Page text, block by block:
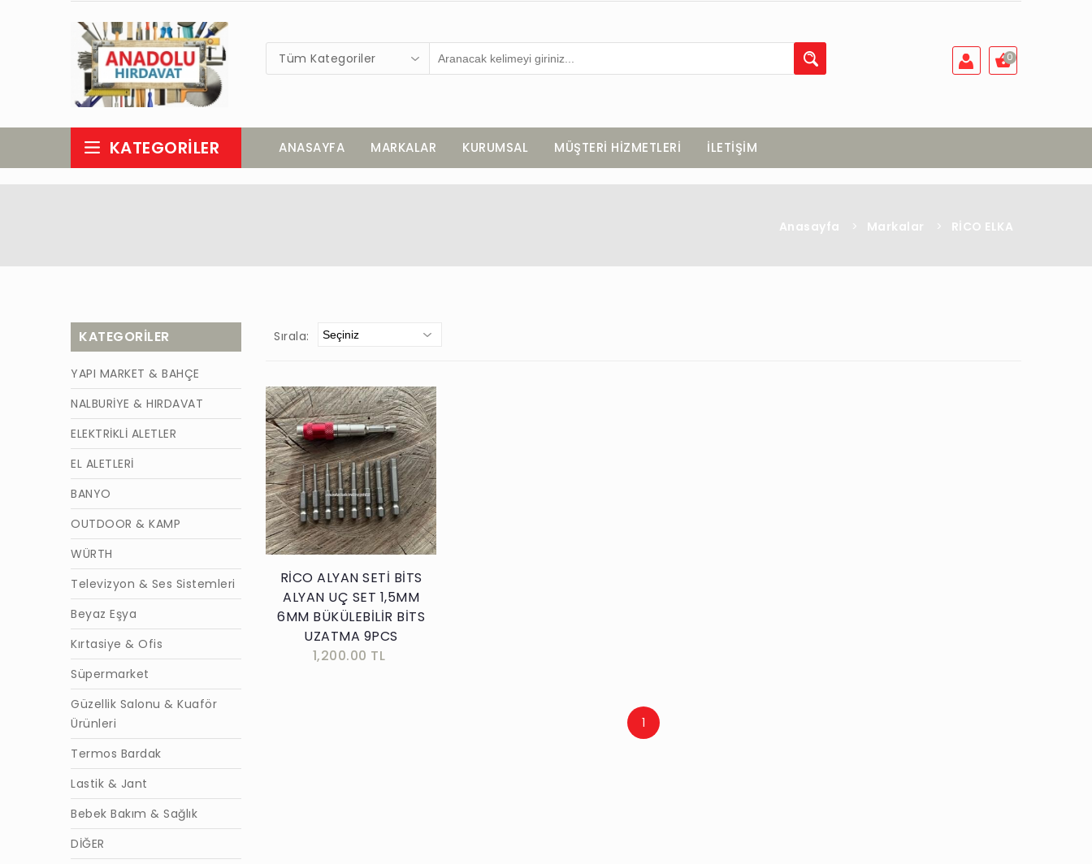
Tüm Kategoriler 0
KATEGORILER ANASAYFA MARKALAR KURUMSAL MÜŞTERİ HİZMETLERİ İLETİŞİM
Anasayfa > Markalar > RİCO ELKA
KATEGORILER
YAPI MARKET & BAHÇE
NALBURİYE & HIRDAVAT
ELEKTRİKLİ ALETLER
EL ALETLERİ
BANYO
OUTDOOR & KAMP
WÜRTH
Televizyon & Ses Sistemleri
Beyaz Eşya
Kırtasiye & Ofis
Süpermarket
Güzellik Salonu & Kuaför
Ürünleri
Termos Bardak
Lastik & Jant
Bebek Bakım & Sağlık
DİĞER
Sırala:
Sepete Ekle
RİCO ALYAN SETİ BİTS
ALYAN UÇ SET 1,5MM
6MM BÜKÜLEBİLİR BİTS
UZATMA 9PCS
1,200.00 TL
1